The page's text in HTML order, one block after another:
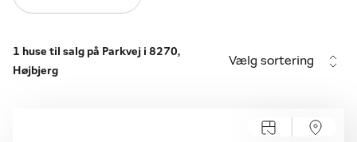
1 huse til salg på Parkvej i 8270,
Højbjerg
Vælg sortering